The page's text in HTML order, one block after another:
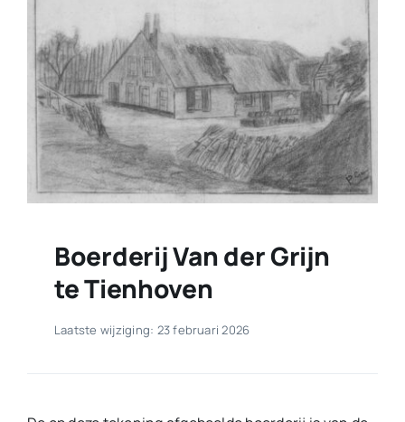
Boerderij Van der Grijn
te Tienhoven
Laatste wijziging: 23 februari 2026